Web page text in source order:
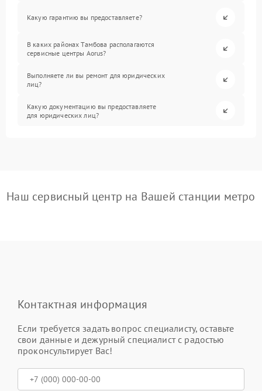
Какую гарантию вы предоставляете?
В каких районах Тамбова располагаются
сервисные центры Aorus?
Выполняете ли вы ремонт для юридических
лиц?
Какую документацию вы предоставляете
для юридических лиц?
Наш сервисный центр на Вашей станции метро
Контактная информация
Если требуется задать вопрос специалисту, оставьте
свои данные и дежурный специалист с радостью
проконсультирует Вас!